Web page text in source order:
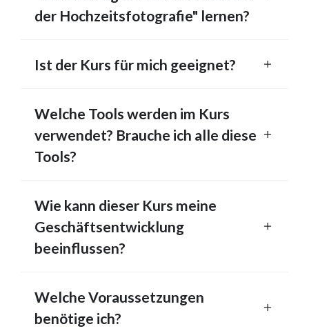
der Hochzeitsfotografie" lernen?
Ist der Kurs für mich geeignet?
Welche Tools werden im Kurs
verwendet? Brauche ich alle diese
Tools?
Wie kann dieser Kurs meine
Geschäftsentwicklung
beeinflussen?
Welche Voraussetzungen
benötige ich?